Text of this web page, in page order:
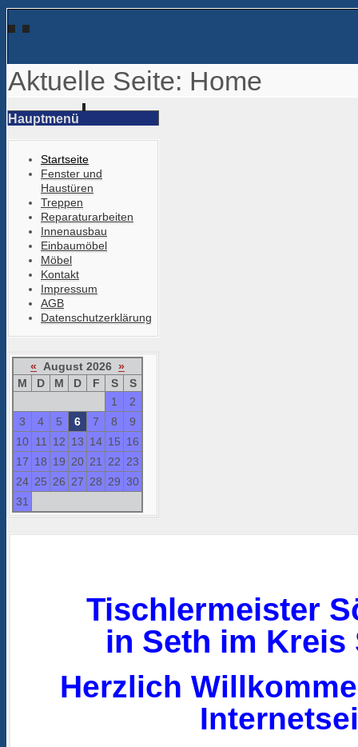
Aktuelle Seite: Home
Hauptmenü
Startseite
Fenster und
Haustüren
Treppen
Reparaturarbeiten
Innenausbau
Einbaumöbel
Möbel
Kontakt
Impressum
AGB
Datenschutzerklärung
« August 2026 »
M
D M D F S
S
1
2
3
4 5 6 7 8
9
10 11 12 13 14 15 16
17 18 19 20 21 22 23
24 25 26 27 28 29 30
31
Tischlermeister
in Seth im Kreis
Herzlich